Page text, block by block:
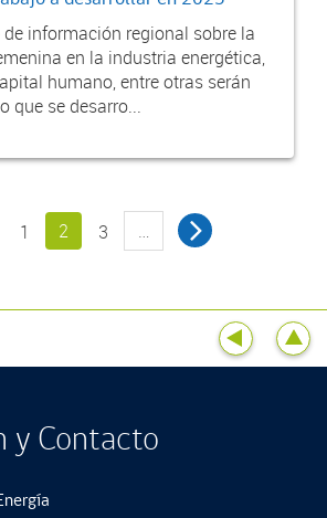
información regional sobre la
en la industria energética,
humano, entre otras serán
que se desarro...
1 2 3 …
y Contacto